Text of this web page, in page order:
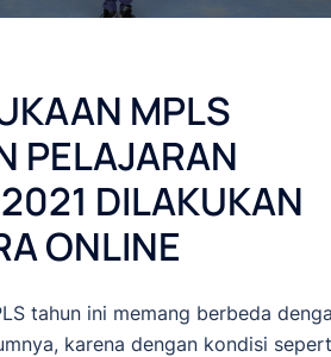
MPLS
PELAJARAN
DILAKUKAN
ONLINE
tahun ini memang berbeda
karena dengan kondisi